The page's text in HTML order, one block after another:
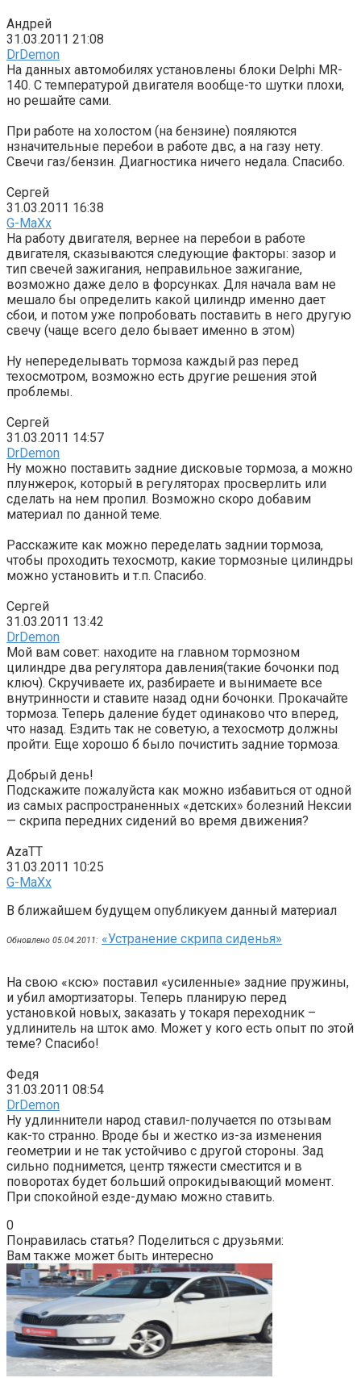
Андрей
31.03.2011 21:08
DrDemon
На данных автомобилях установлены блоки Delphi MR-
140. С температурой двигателя вообще-то шутки плохи,
но решайте сами.
При работе на холостом (на бензине) пояляются
нзначительные перебои в работе двс, а на газу нету.
Свечи газ/бензин. Диагностика ничего недала. Спасибо.
Сергей
31.03.2011 16:38
G-MaXx
На работу двигателя, вернее на перебои в работе
двигателя, сказываются следующие факторы: зазор и
тип свечей зажигания, неправильное зажигание,
возможно даже дело в форсунках. Для начала вам не
мешало бы определить какой цилиндр именно дает
сбои, и потом уже попробовать поставить в него другую
свечу (чаще всего дело бывает именно в этом)
Ну непеределывать тормоза каждый раз перед
техосмотром, возможно есть другие решения этой
проблемы.
Сергей
31.03.2011 14:57
DrDemon
Ну можно поставить задние дисковые тормоза, а можно
плунжерок, который в регуляторах просверлить или
сделать на нем пропил. Возможно скоро добавим
материал по данной теме.
Расскажите как можно переделать заднии тормоза,
чтобы проходить техосмотр, какие тормозные цилиндры
можно установить и т.п. Спасибо.
Сергей
31.03.2011 13:42
DrDemon
Мой вам совет: находите на главном тормозном
цилиндре два регулятора давления(такие бочонки под
ключ). Скручиваете их, разбираете и вынимаете все
внутринности и ставите назад одни бочонки. Прокачайте
тормоза. Теперь даление будет одинаково что вперед,
что назад. Ездить так не советую, а техосмотр должны
пройти. Еще хорошо б было почистить задние тормоза.
Добрый день!
Подскажите пожалуйста как можно избавиться от одной
из самых распространенных «детских» болезний Нексии
— скрипа передних сидений во время движения?
AzaTT
31.03.2011 10:25
G-MaXx
В ближайшем будущем опубликуем данный материал
Обновлено 05.04.2011: «Устранение скрипа сиденья»
На свою «ксю» поставил «усиленные» задние пружины,
и убил амортизаторы. Теперь планирую перед
установкой новых, заказать у токаря переходник –
удлинитель на шток амо. Может у кого есть опыт по этой
теме? Спасибо!
Федя
31.03.2011 08:54
DrDemon
Ну удлиннители народ ставил-получается по отзывам
как-то странно. Вроде бы и жестко из-за изменения
геометрии и не так устойчиво с другой стороны. Зад
сильно поднимется, центр тяжести сместится и в
поворотах будет больший опрокидывающий момент.
При спокойной езде-думаю можно ставить.
0
Понравилась статья? Поделиться с друзьями:
Вам также может быть интересно